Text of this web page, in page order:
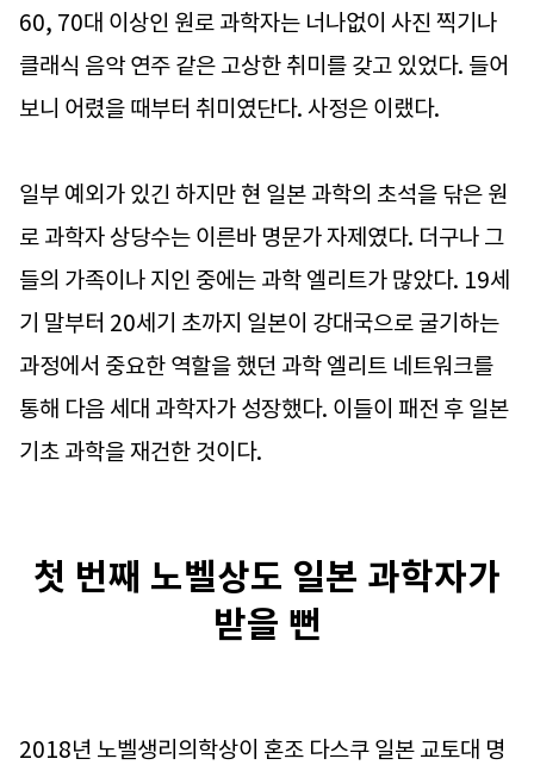
60, 70대 이상인 원로 과학자는 너나없이 사진 찍기나
클래식 음악 연주 같은 고상한 취미를 갖고 있었다. 들어
보니 어렸을 때부터 취미였단다. 사정은 이랬다.
일부 예외가 있긴 하지만 현 일본 과학의 초석을 닦은 원
로 과학자 상당수는 이른바 명문가 자제였다. 더구나 그
들의 가족이나 지인 중에는 과학 엘리트가 많았다. 19세
기 말부터 20세기 초까지 일본이 강대국으로 굴기하는
과정에서 중요한 역할을 했던 과학 엘리트 네트워크를
통해 다음 세대 과학자가 성장했다. 이들이 패전 후 일본
기초 과학을 재건한 것이다.
첫 번째 노벨상도 일본 과학자가
받을 뻔
2018년 노벨생리의학상이 혼조 다스쿠 일본 교토대 명